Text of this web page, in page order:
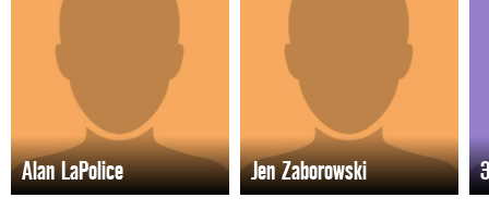
Alan LaPolice Jen Zaborowski